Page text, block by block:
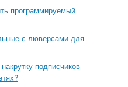
программируемый
с люверсами для
подписчиков